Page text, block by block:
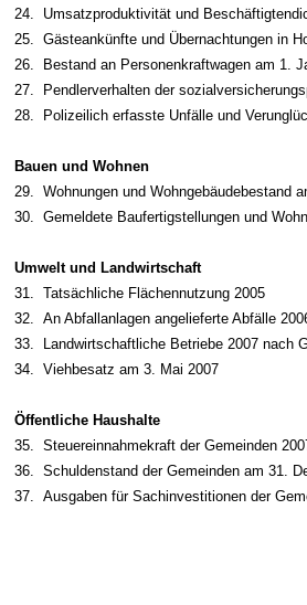
24.
Umsatzproduktivität und
25. Gästeankünfte und Übernachtungen in
26.
Bestand an Personenkraftwagen am 1.
27.
Pendlerverhalten der
28.
Polizeilich erfasste Unfälle und
Bauen und Wohnen
29. Wohnungen und Wohngebäudebestand
30. Gemeldete Baufertigstellungen und
Umwelt und Landwirtschaft
31. Tatsächliche Flächennutzung 2005
32. An Abfallanlagen angelieferte Abfälle
33.
Landwirtschaftliche Betriebe 2007 nach
34. Viehbesatz am 3. Mai 2007
Öffentliche Haushalte
35. Steuereinnahmekraft der Gemeinden
36. Schuldenstand der Gemeinden am 31.
37. Ausgaben für Sachinvestitionen der